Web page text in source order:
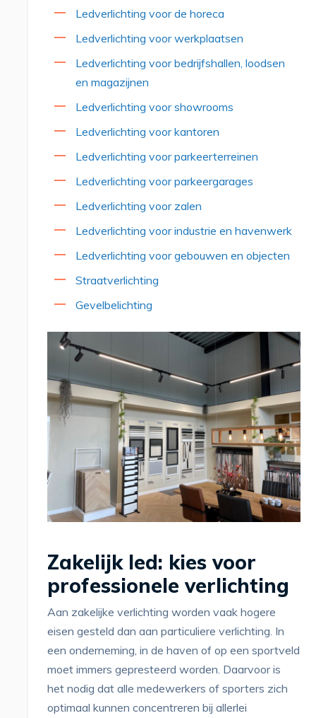
Ledverlichting voor de horeca
Ledverlichting voor werkplaatsen
Ledverlichting voor bedrijfshallen, loodsen
en magazijnen
Ledverlichting voor showrooms
Ledverlichting voor kantoren
Ledverlichting voor parkeerterreinen
Ledverlichting voor parkeergarages
Ledverlichting voor zalen
Ledverlichting voor industrie en havenwerk
Ledverlichting voor gebouwen en objecten
Straatverlichting
Gevelbelichting
Zakelijk led: kies voor
professionele verlichting
Aan zakelijke verlichting worden vaak hogere
eisen gesteld dan aan particuliere verlichting. In
een onderneming, in de haven of op een sportveld
moet immers gepresteerd worden. Daarvoor is
het nodig dat alle medewerkers of sporters zich
optimaal kunnen concentreren bij allerlei